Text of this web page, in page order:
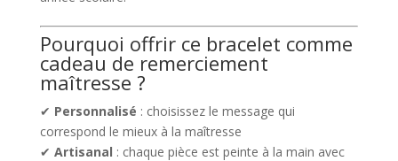
Pourquoi offrir ce bracelet comme
cadeau de remerciement
maîtresse ?
✔ Personnalisé : choisissez le message qui
correspond le mieux à la maîtresse
✔ Artisanal : chaque pièce est peinte à la main avec